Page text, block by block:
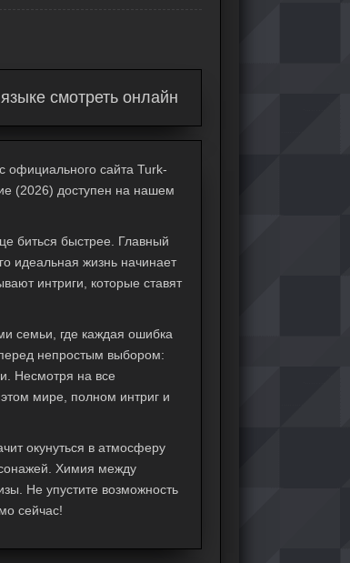
смотреть онлайн
официального сайта Turk-
(2026) доступен на нашем
биться быстрее. Главный
идеальная жизнь начинает
интриги, которые ставят
семьи, где каждая ошибка
непростым выбором:
Несмотря на все
мире, полном интриг и
окунуться в атмосферу
Химия между
Не упустите возможность
сейчас!